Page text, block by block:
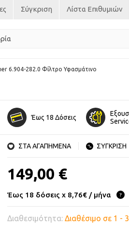
Σύγκριση Λίστα Επιθυμιών
6.904-282.0 Φίλτρο Υφασμάτινο
Έως 18 Δόσεις
ΣΤΑ ΑΓΑΠΗΜΕΝΑ ΣΥΓΚΡΙΣΗ
149,00 €
Έως 18 δόσεις x 8,76€ / μήνα
Διαθεσιμότητα: Διαθέσιμο σε 1 -